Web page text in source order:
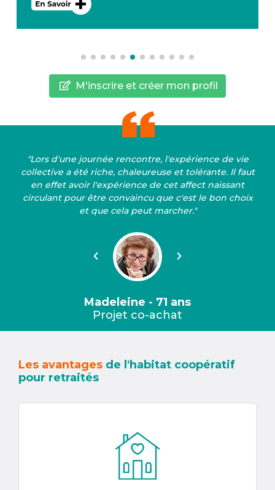
M'inscrire et créer mon profil
"Lors d'une journée rencontre, l'expérience de vie
collective a été riche, chaleureuse et tolérante. Il faut
en effet avoir l'expérience de cet affect naissant
circulant pour être convaincu que c'est le bon choix
et que cela peut marcher."
Précédent Suivant
Madeleine - 71 ans
Projet co-achat
Les avantages de l'habitat coopératif
pour retraités